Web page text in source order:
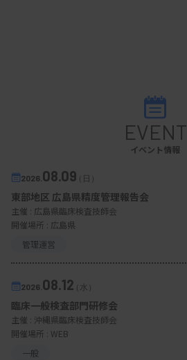
EVENT
イベント情報
2026. 08.09（日）
東部地区 広島県精度管理報告会
主催 : 広島県臨床検査技師会
開催場所 : 広島県
管理運営
2026. 08.12（水）
臨床一般検査部門研修会
主催 : 沖縄県臨床検査技師会
開催場所 : WEB
一般